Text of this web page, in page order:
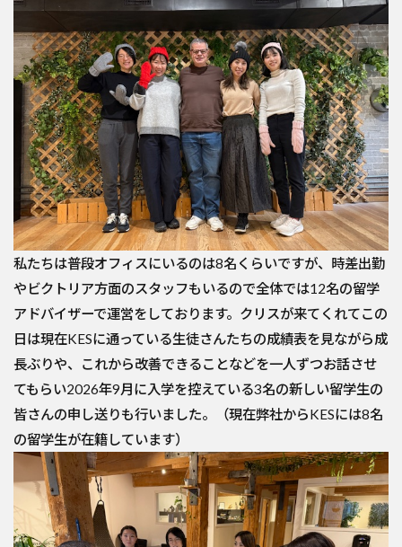
私たちは普段オフィスにいるのは8名くらいですが、時差出勤
やビクトリア方面のスタッフもいるので全体では12名の留学
アドバイザーで運営をしております。クリスが来てくれてこの
日は現在KESに通っている生徒さんたちの成績表を見ながら成
長ぶりや、これから改善できることなどを一人ずつお話させ
てもらい2026年9月に入学を控えている3名の新しい留学生の
皆さんの申し送りも行いました。（現在弊社からKESには8名
の留学生が在籍しています）